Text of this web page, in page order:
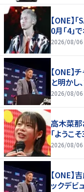
【ONE】
0月「4」
2026/08/06
【ONE】
と明かし
2026/08/06
高木菜
「ようこ
2026/08/06
【ONE】
ックデビ